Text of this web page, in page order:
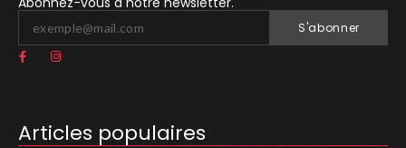
S'abonner
Articles populaires